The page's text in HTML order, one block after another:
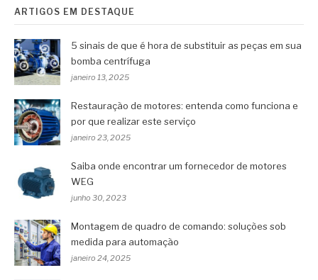
ARTIGOS EM DESTAQUE
5 sinais de que é hora de substituir as peças em sua
bomba centrífuga
janeiro 13, 2025
Restauração de motores: entenda como funciona e
por que realizar este serviço
janeiro 23, 2025
Saiba onde encontrar um fornecedor de motores
WEG
junho 30, 2023
Montagem de quadro de comando: soluções sob
medida para automação
janeiro 24, 2025